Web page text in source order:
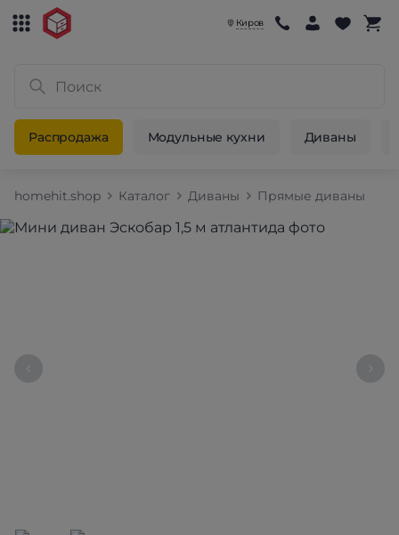
Киров
Распродажа Модульные кухни Диваны
homehit.shop Каталог Диваны Прямые диваны